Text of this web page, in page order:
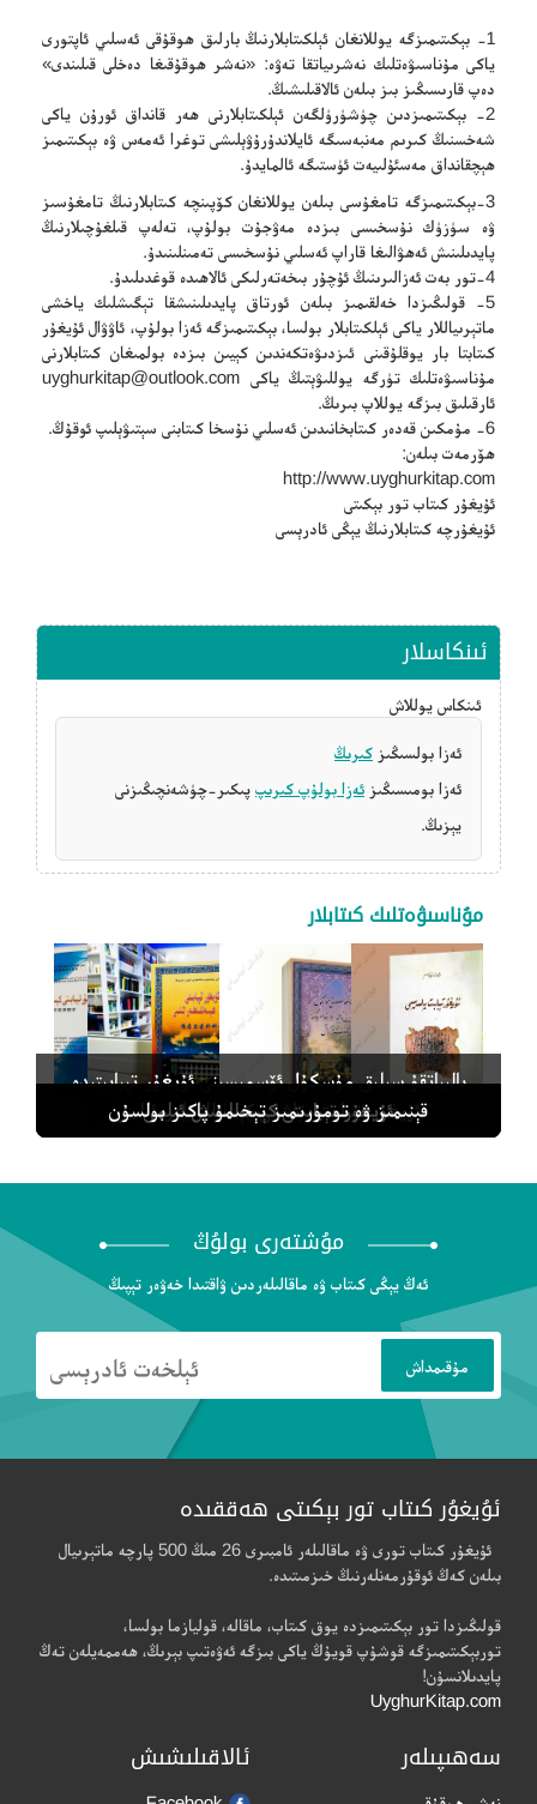
1- بېكىتىمىزگە يوللانغان ئېلكىتابلارنىڭ بارلىق ھوقۇقى ئەسلىي ئاپتورى
ياكى مۇناسىۋەتلىك نەشرىياتقا تەۋە: «نەشر ھوقۇقىغا دەخلى قىلىندى»
دەپ قارىسىڭىز بىز بىلەن ئالاقىلىشىڭ.
2- بېكىتىمىزدىن چۈشۈرۈلگەن ئېلكىتابلارنى ھەر قانداق ئورۇن ياكى
شەخسنىڭ كىرىم مەنبەسىگە ئايلاندۇرۇۋېلىشى توغرا ئەمەس ۋە بېكىتىمىز
ھېچقانداق مەسئۇلىيەت ئۈستىگە ئالمايدۇ.
3-بېكىتىمىزگە تامغۇسى بىلەن يوللانغان كۆپىنچە كىتابلارنىڭ تامغۇسىز
ۋە سۈزۈك نۇسخىسى بىزدە مەۋجۇت بولۇپ، تەلەپ قىلغۇچىلارنىڭ
پايدىلىنىش ئەھۋالىغا قاراپ ئەسلىي نۇسخىسى تەمىنلىنىدۇ.
4-تور بەت ئەزالىرىنىڭ ئۇچۇر بىخەتەرلىكى ئالاھىدە قوغدىلىدۇ.
5- قولىڭىزدا خەلقىمىز بىلەن ئورتاق پايدىلىنىشقا تېگىشلىك ياخشى
ماتېرىياللار ياكى ئېلكىتابلار بولسا، بېكىتىمىزگە ئەزا بولۇپ، ئاۋۋال ئۇيغۇر
كىتابتا بار يوقلۇقىنى ئىزدىۋەتكەندىن كېيىن بىزدە بولمىغان كىتابلارنى
مۇناسىۋەتلىك تۈرگە يوللىۋېتىڭ ياكى uyghurkitap@outlook.com
ئارقىلىق بىزگە يوللاپ بىرىڭ.
6- مۇمكىن قەدەر كىتابخانىدىن ئەسلىي نۇسخا كىتابنى سېتىۋېلىپ ئوقۇڭ.
ھۆرمەت بىلەن:
http://www.uyghurkitap.com
ئۇيغۇر كىتاب تور بېكىتى
ئۇيغۇرچە كىتابلارنىڭ يېڭى ئادرېسى
ئىنكاسلار
ئىنكاس يوللاش
ئەزا بولسىڭىز كىرىڭ
ئەزا بومىسىڭىز ئەزا بولۇپ كىرىپ پىكىر-چۈشەنچىڭىزنى
يېزىڭ.
مۇناسىۋەتلىك كىتابلار
ئۇيغۇر تېبابەت پەلسەپىسى
بالىياتقۇ سىلىق مۇسكۇل ئۆسمىسىنى ئۇيغۇر تېبابىتىدە
دىياگنوز قويۇپ داۋالاش
ئۇيغۇر تېبابىتى تاشقى كېسەللىكلەر ئىلمى
ئۇيغۇر تېبابىتى كېسەللىنىش ئىلمى
قېنىمىز ۋە تومۇرىمىز تېخىمۇ پاكىز بولسۇن
مۇشتەرى بولۇڭ
ئەڭ يېڭى كىتاب ۋە ماقالىلەردىن ۋاقتىدا خەۋەر تېپىڭ
ئۇيغۇر كىتاب تور بېكىتى ھەققىدە
ئۇيغۇر كىتاب تورى ۋە ماقالىلەر ئامبىرى 26 مىڭ 500 پارچە ماتېرىيال
بىلەن كەڭ ئوقۇرمەنلەرنىڭ خىزمىتىدە.
قولىڭىزدا تور بېكىتىمىزدە يوق كىتاب، ماقالە، قوليازما بولسا،
توربېكىتىمىزگە قوشۇپ قويۇڭ ياكى بىزگە ئەۋەتىپ بېرىڭ، ھەممەيلەن تەڭ
پايدىلانسۇن!
UyghurKitap.com
سەھىپىلەر ئالاقىلىشىش